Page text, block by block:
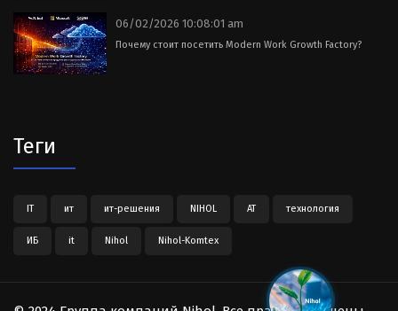
06/02/2026 10:08:01 am
Почему стоит посетить Modern Work Growth Factory?
Теги
IT ит ит-решения NIHOL АТ технология
ИБ it Nihol Nihol-Komtex